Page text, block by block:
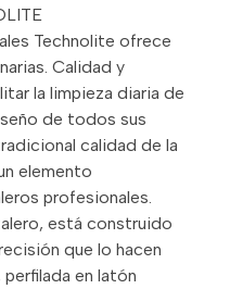
Technolite ofrece
Calidad y
la limpieza diaria de
de todos sus
calidad de la
elemento
profesionales.
está construido
que lo hacen
en latón